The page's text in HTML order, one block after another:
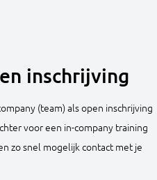
inschrijving
(team) als open inschrijving
voor een in-company training
zo snel mogelijk contact met je